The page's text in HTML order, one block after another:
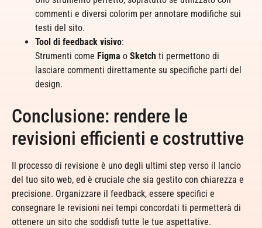
commenti e diversi colorim per annotare modifiche sui
testi del sito.
Tool di feedback visivo:
Strumenti come Figma o Sketch ti permettono di
lasciare commenti direttamente su specifiche parti del
design.
Conclusione: rendere le
revisioni efficienti e costruttive
Il processo di revisione è uno degli ultimi step verso il lancio
del tuo sito web, ed è cruciale che sia gestito con chiarezza e
precisione. Organizzare il feedback, essere specifici e
consegnare le revisioni nei tempi concordati ti permetterà di
ottenere un sito che soddisfi tutte le tue aspettative.